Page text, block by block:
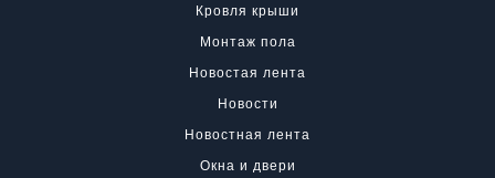
Кровля крыши
Монтаж пола
Новостая лента
Новости
Новостная лента
Окна и двери